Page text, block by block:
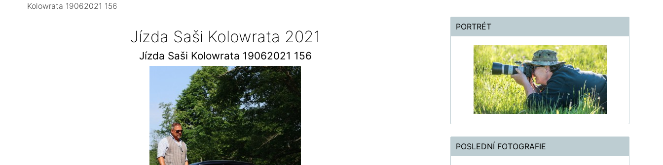
Kolowrata 19062021 156
Jízda Saši Kolowrata 2021
Jízda Saši Kolowrata 19062021 156
PORTRÉT
POSLEDNÍ FOTOGRAFIE